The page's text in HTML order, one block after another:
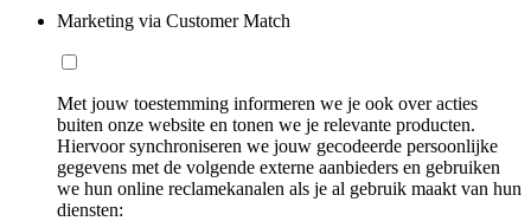
Marketing via Customer Match
Met jouw toestemming informeren we je ook over acties
buiten onze website en tonen we je relevante producten.
Hiervoor synchroniseren we jouw gecodeerde persoonlijke
gegevens met de volgende externe aanbieders en gebruiken
we hun online reclamekanalen als je al gebruik maakt van hun
diensten: